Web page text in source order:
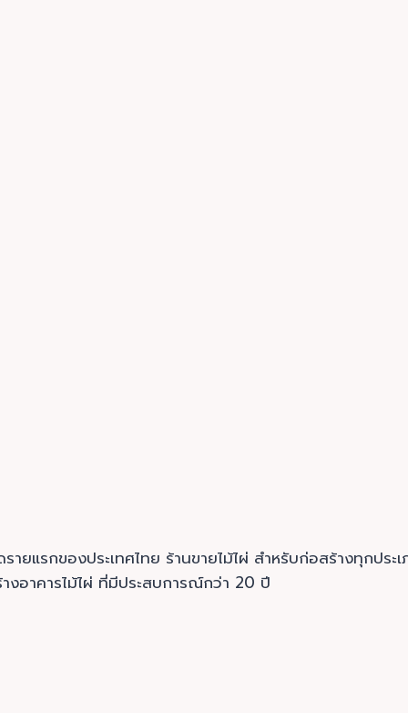
ยแรกของประเทศไทย ร้านขายไม้ไผ่ สำหรับก่อสร้างทุกปร
งอาคารไม้ไผ่ ที่มีประสบการณ์กว่า 20 ปี